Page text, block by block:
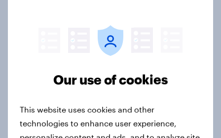
Kun kysytään mitkä maat ovat erityisesti vastuussa,
Our use of cookies
This website uses cookies and other
technologies to enhance user experience,